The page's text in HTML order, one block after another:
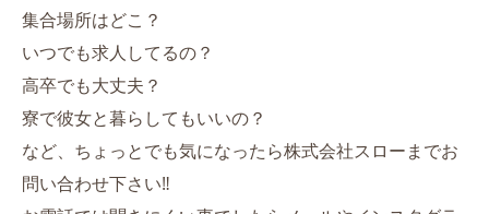
集合場所はどこ？
いつでも求人してるの？
高卒でも大丈夫？
寮で彼女と暮らしてもいいの？
など、ちょっとでも気になったら株式会社スローまでお
問い合わせ下さい‼︎